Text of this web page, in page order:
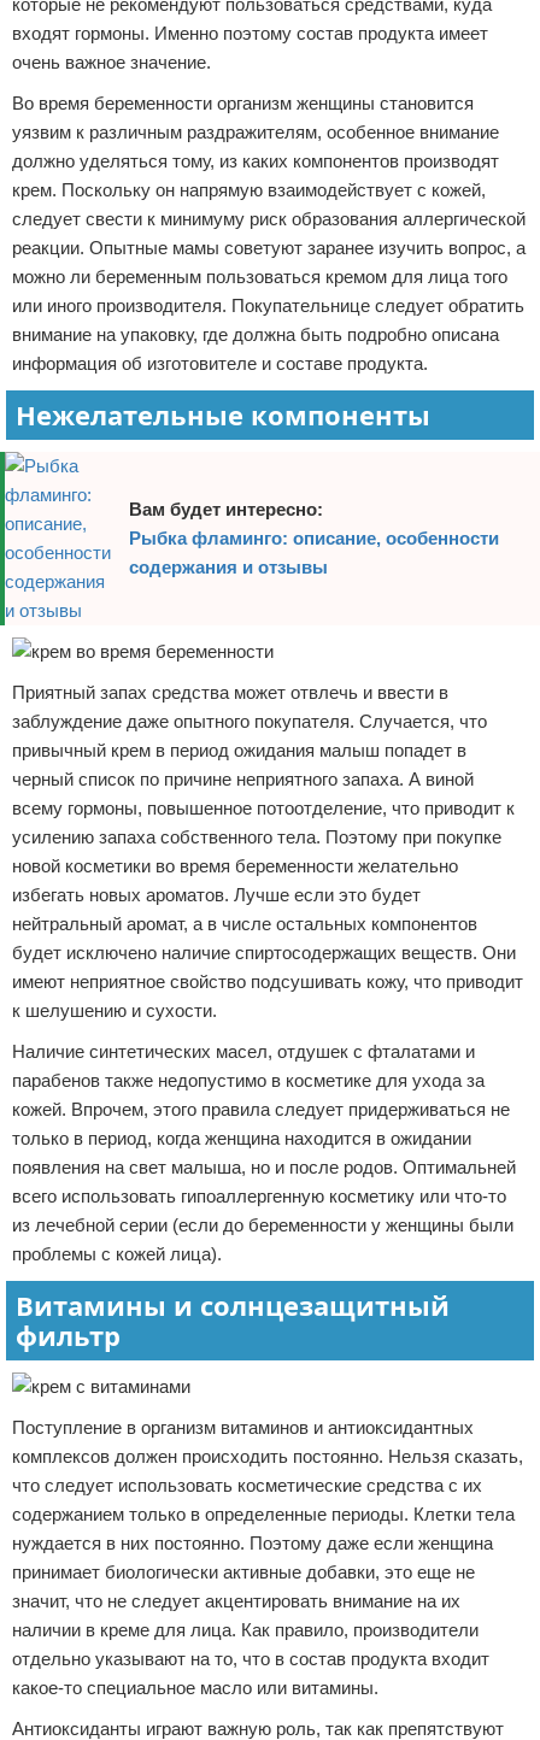
которые не рекомендуют пользоваться средствами, куда
входят гормоны. Именно поэтому состав продукта имеет
очень важное значение.
Во время беременности организм женщины становится
уязвим к различным раздражителям, особенное внимание
должно уделяться тому, из каких компонентов производят
крем. Поскольку он напрямую взаимодействует с кожей,
следует свести к минимуму риск образования аллергической
реакции. Опытные мамы советуют заранее изучить вопрос, а
можно ли беременным пользоваться кремом для лица того
или иного производителя. Покупательнице следует обратить
внимание на упаковку, где должна быть подробно описана
информация об изготовителе и составе продукта.
Нежелательные компоненты
Вам будет интересно:
Рыбка фламинго: описание, особенности
содержания и отзывы
Приятный запах средства может отвлечь и ввести в
заблуждение даже опытного покупателя. Случается, что
привычный крем в период ожидания малыш попадет в
черный список по причине неприятного запаха. А виной
всему гормоны, повышенное потоотделение, что приводит к
усилению запаха собственного тела. Поэтому при покупке
новой косметики во время беременности желательно
избегать новых ароматов. Лучше если это будет
нейтральный аромат, а в числе остальных компонентов
будет исключено наличие спиртосодержащих веществ. Они
имеют неприятное свойство подсушивать кожу, что приводит
к шелушению и сухости.
Наличие синтетических масел, отдушек с фталатами и
парабенов также недопустимо в косметике для ухода за
кожей. Впрочем, этого правила следует придерживаться не
только в период, когда женщина находится в ожидании
появления на свет малыша, но и после родов. Оптимальней
всего использовать гипоаллергенную косметику или что-то
из лечебной серии (если до беременности у женщины были
проблемы с кожей лица).
Витамины и солнцезащитный
фильтр
Поступление в организм витаминов и антиоксидантных
комплексов должен происходить постоянно. Нельзя сказать,
что следует использовать косметические средства с их
содержанием только в определенные периоды. Клетки тела
нуждается в них постоянно. Поэтому даже если женщина
принимает биологически активные добавки, это еще не
значит, что не следует акцентировать внимание на их
наличии в креме для лица. Как правило, производители
отдельно указывают на то, что в состав продукта входит
какое-то специальное масло или витамины.
Антиоксиданты играют важную роль, так как препятствуют